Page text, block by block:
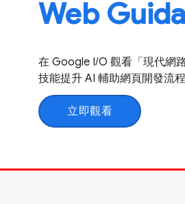
Web
在 Google I/O 觀看「現代網
技能提升 AI 輔助網頁開發流程
立即觀看